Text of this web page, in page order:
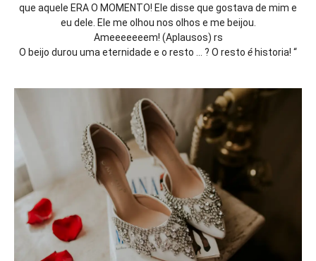
que aquele ERA O MOMENTO! Ele disse que gostava de mim e
eu dele. Ele me olhou nos olhos e me beijou.
Ameeeeeeem! (Aplausos) rs
O beijo durou uma eternidade e o resto … ? O resto é historia! “